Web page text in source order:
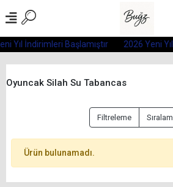
Yıl İndirimleri Başlamıştır 2026 Yeni
Oyuncak Silah Su Tabancas
Filtreleme
Ürün bulunamadı.